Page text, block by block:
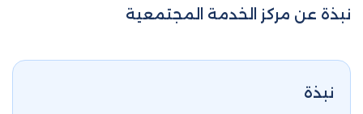
نبذة عن مركز الخدمة المجتمعية
نبذة